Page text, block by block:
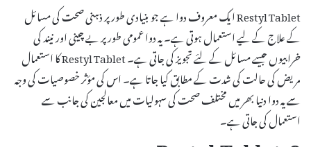
Restyl Tablet ایک معروف دوا ہے جو بنیادی طور پر ذہنی صحت کی مسائل
کے علاج کے لیے استعمال ہوتی ہے۔ یہ دوا عمومی طور پر بے چینی اور نیند کی
خرابیوں جیسے مسائل کے لئے تجویز کی جاتی ہے۔ Restyl Tablet کا استعمال
مریض کی حالت کی شدت کے مطابق کیا جاتا ہے۔ اس کی مؤثر خصوصیات کی وجہ
سے یہ دوا دنیا بھر میں مختلف صحت کی سہولیات میں معالجین کی جانب سے
استعمال کی جاتی ہے۔